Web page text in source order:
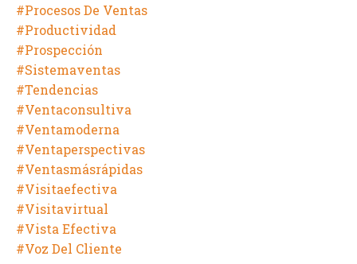
#procesos De Ventas
#productividad
#prospección
#sistemaventas
#tendencias
#ventaconsultiva
#ventamoderna
#ventaperspectivas
#ventasmásrápidas
#visitaefectiva
#visitavirtual
#vista Efectiva
#voz Del Cliente